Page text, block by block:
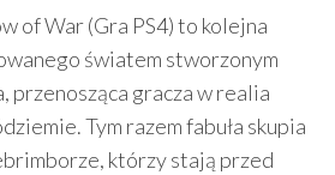
of War (Gra PS4) to kolejna
światem stworzonym
przenosząca gracza w realia
Tym razem fabuła skupia
którzy stają przed